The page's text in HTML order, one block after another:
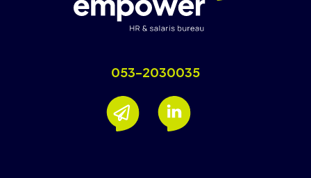
053-2030035